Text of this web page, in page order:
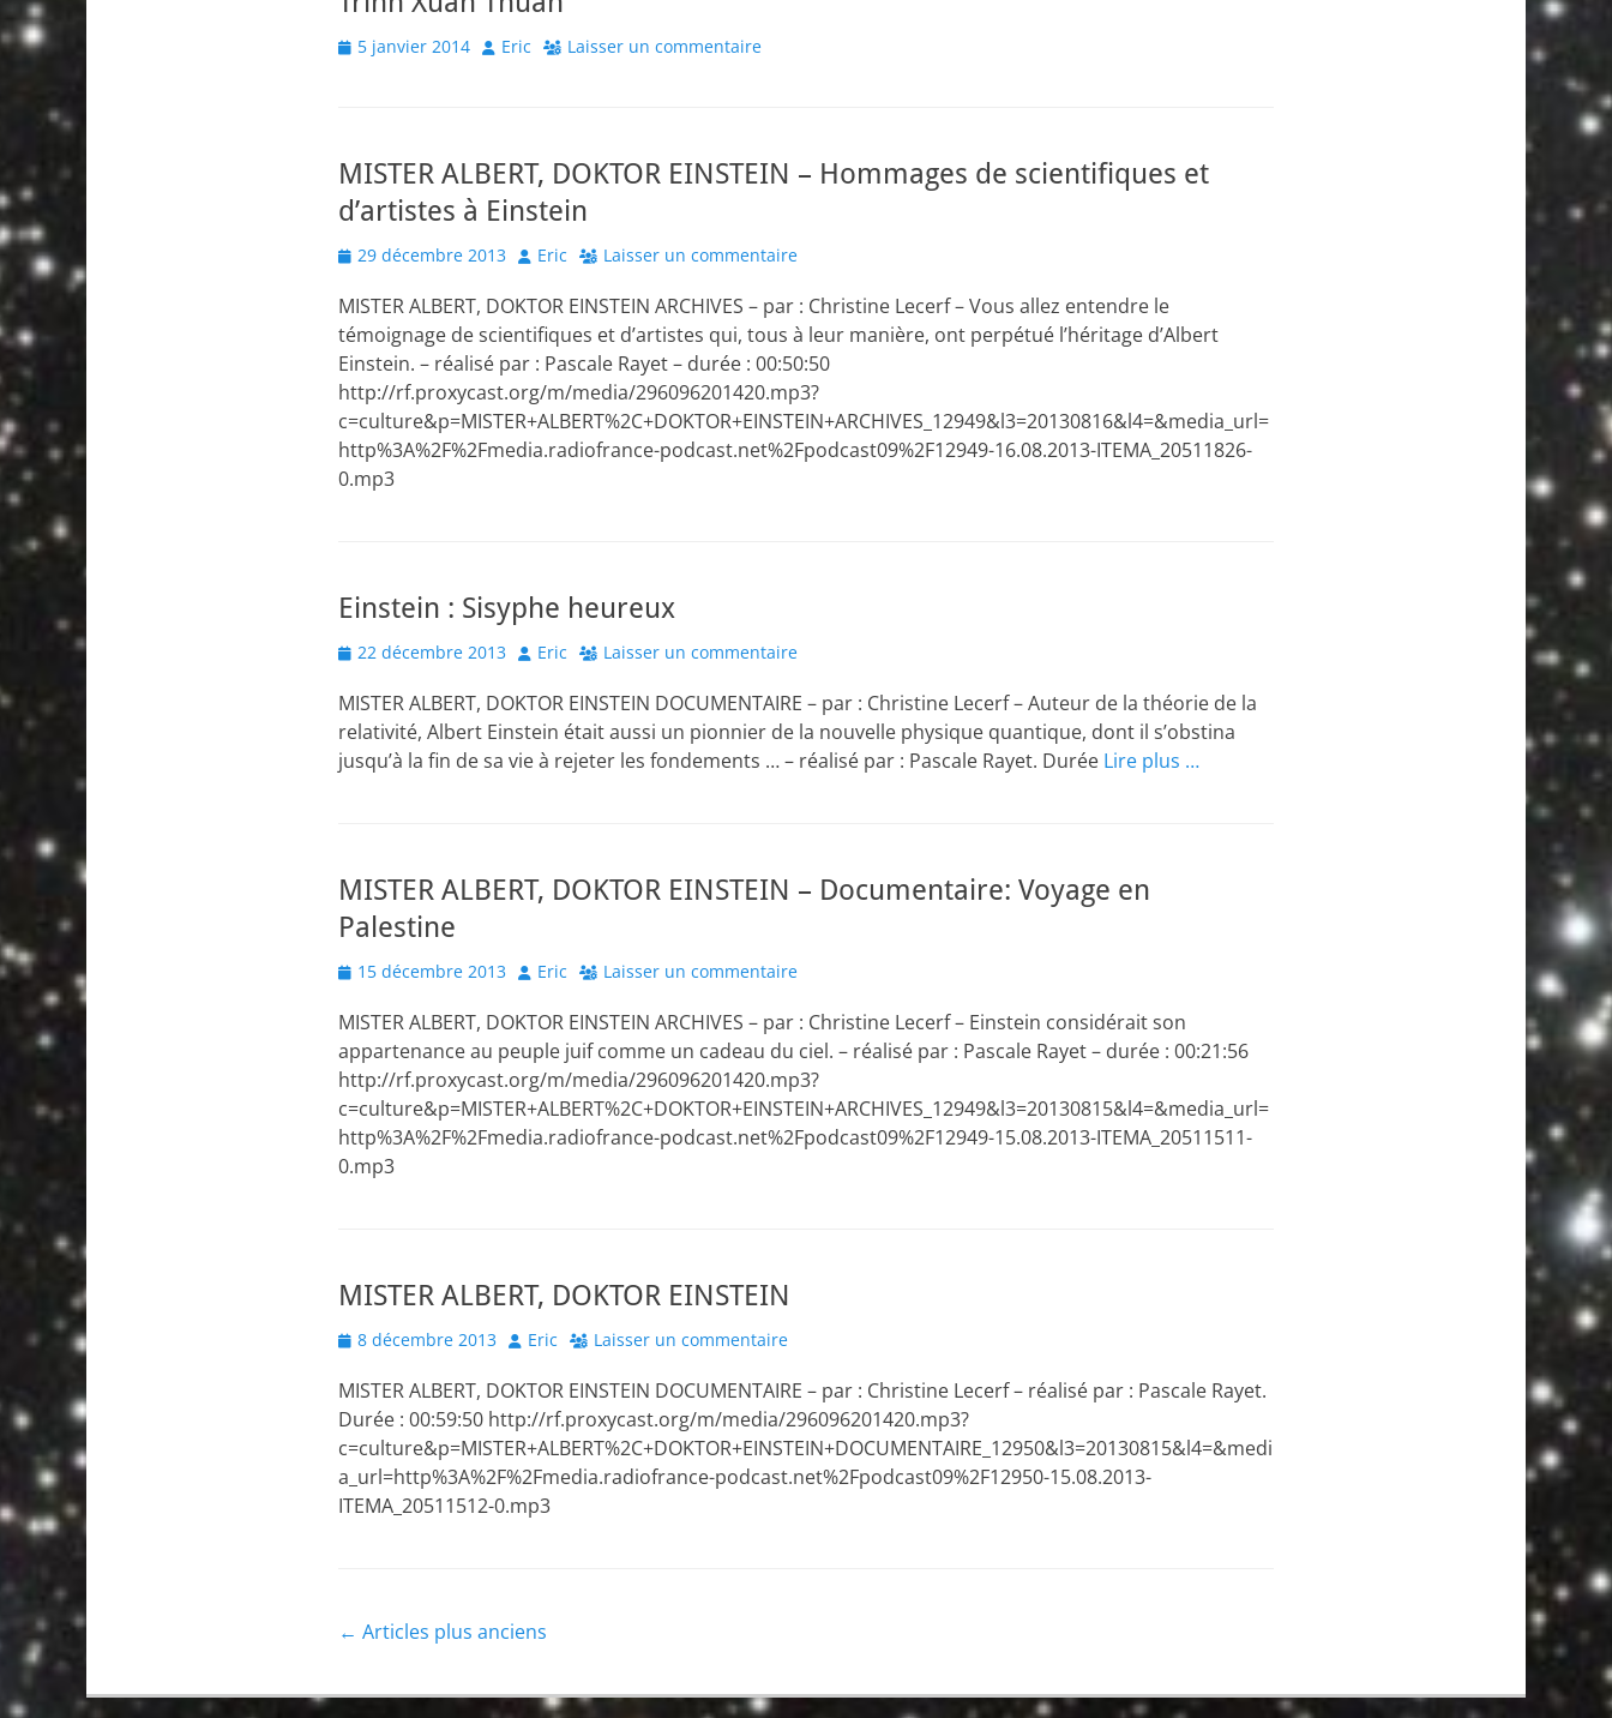
Posted
5 janvier 2014 Author
Eric Laisser un commentaire
MISTER ALBERT, DOKTOR EINSTEIN – Hommages de scientifiques et
d’artistes à Einstein
Posted
29 décembre 2013 Author
Eric Laisser un commentaire
MISTER ALBERT, DOKTOR EINSTEIN ARCHIVES – par : Christine Lecerf – Vous allez entendre le
témoignage de scientifiques et d’artistes qui, tous à leur manière, ont perpétué l’héritage d’Albert
Einstein. – réalisé par : Pascale Rayet – durée : 00:50:50
http://rf.proxycast.org/m/media/296096201420.mp3?
c=culture&p=MISTER+ALBERT%2C+DOKTOR+EINSTEIN+ARCHIVES_12949&l3=20130816&l4=&media_url=
http%3A%2F%2Fmedia.radiofrance-podcast.net%2Fpodcast09%2F12949-16.08.2013-ITEMA_20511826-
0.mp3
Einstein : Sisyphe heureux
Posted
22 décembre 2013 Author
Eric Laisser un commentaire
MISTER ALBERT, DOKTOR EINSTEIN DOCUMENTAIRE – par : Christine Lecerf – Auteur de la théorie de la
relativité, Albert Einstein était aussi un pionnier de la nouvelle physique quantique, dont il s’obstina
jusqu’à la fin de sa vie à rejeter les fondements … – réalisé par : Pascale Rayet. Durée Lire plus …
MISTER ALBERT, DOKTOR EINSTEIN – Documentaire: Voyage en
Palestine
Posted
15 décembre 2013 Author
Eric Laisser un commentaire
MISTER ALBERT, DOKTOR EINSTEIN ARCHIVES – par : Christine Lecerf – Einstein considérait son
appartenance au peuple juif comme un cadeau du ciel. – réalisé par : Pascale Rayet – durée : 00:21:56
http://rf.proxycast.org/m/media/296096201420.mp3?
c=culture&p=MISTER+ALBERT%2C+DOKTOR+EINSTEIN+ARCHIVES_12949&l3=20130815&l4=&media_url=
http%3A%2F%2Fmedia.radiofrance-podcast.net%2Fpodcast09%2F12949-15.08.2013-ITEMA_20511511-
0.mp3
MISTER ALBERT, DOKTOR EINSTEIN
Posted
8 décembre 2013 Author
Eric Laisser un commentaire
MISTER ALBERT, DOKTOR EINSTEIN DOCUMENTAIRE – par : Christine Lecerf – réalisé par : Pascale Rayet.
Durée : 00:59:50 http://rf.proxycast.org/m/media/296096201420.mp3?
c=culture&p=MISTER+ALBERT%2C+DOKTOR+EINSTEIN+DOCUMENTAIRE_12950&l3=20130815&l4=&medi
a_url=http%3A%2F%2Fmedia.radiofrance-podcast.net%2Fpodcast09%2F12950-15.08.2013-
ITEMA_20511512-0.mp3
Navigation
articles
← Articles plus anciens